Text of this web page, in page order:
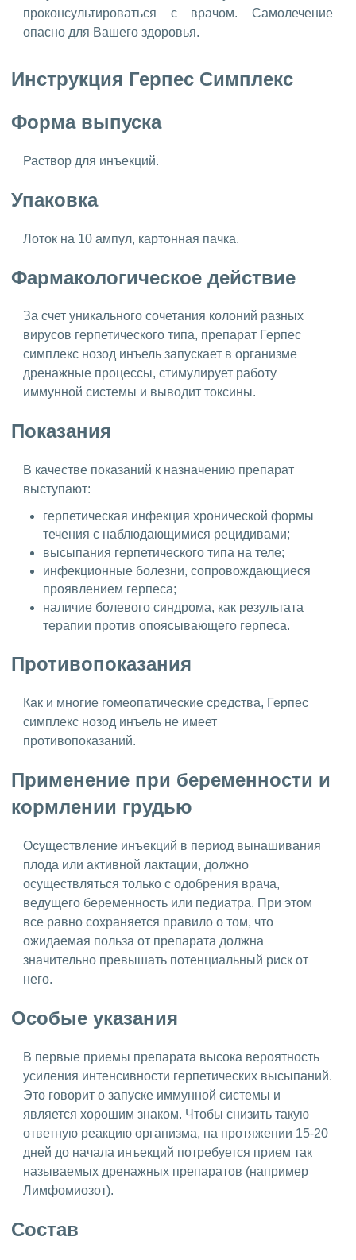
проконсультироваться с врачом. Самолечение
опасно для Вашего здоровья.
Инструкция Герпес Симплекс
Форма выпуска
Раствор для инъекций.
Упаковка
Лоток на 10 ампул, картонная пачка.
Фармакологическое действие
За счет уникального сочетания колоний разных
вирусов герпетического типа, препарат Герпес
симплекс нозод инъель запускает в организме
дренажные процессы, стимулирует работу
иммунной системы и выводит токсины.
Показания
В качестве показаний к назначению препарат
выступают:
герпетическая инфекция хронической формы
течения с наблюдающимися рецидивами;
высыпания герпетического типа на теле;
инфекционные болезни, сопровождающиеся
проявлением герпеса;
наличие болевого синдрома, как результата
терапии против опоясывающего герпеса.
Противопоказания
Как и многие гомеопатические средства, Герпес
симплекс нозод инъель не имеет
противопоказаний.
Применение при беременности и
кормлении грудью
Осуществление инъекций в период вынашивания
плода или активной лактации, должно
осуществляться только с одобрения врача,
ведущего беременность или педиатра. При этом
все равно сохраняется правило о том, что
ожидаемая польза от препарата должна
значительно превышать потенциальный риск от
него.
Особые указания
В первые приемы препарата высока вероятность
усиления интенсивности герпетических высыпаний.
Это говорит о запуске иммунной системы и
является хорошим знаком. Чтобы снизить такую
ответную реакцию организма, на протяжении 15-20
дней до начала инъекций потребуется прием так
называемых дренажных препаратов (например
Лимфомиозот).
Состав